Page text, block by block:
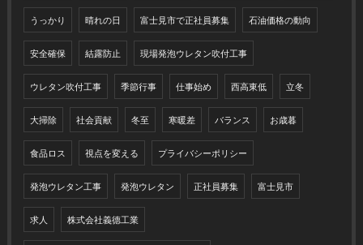
うっかり 晴れの日 富士見市で正社員募集 石油価格の動向
安全確保 結露防止 現場発泡ウレタン吹付工事
ウレタン吹付工事 季節行事 仕事始め 西高東低 立冬
大掃除 社会貢献 冬至 寒暖差 バランス お歳暮
食品ロス 視点を変える プライバシーポリシー
発泡ウレタン工事 発泡ウレタン 正社員募集 富士見市
求人 株式会社義德工業